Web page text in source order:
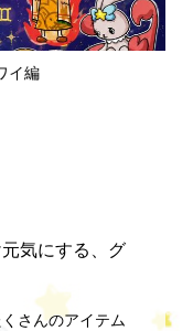
イ編
気にする、グ
さんのアイテム